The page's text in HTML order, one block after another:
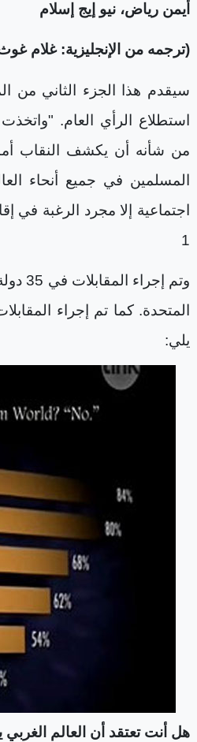
أيمن رياض، نيو إيج إسلام
(ترجمه من الإنجليزية: غلام
سيقدم هذا الجزء الثاني من
استطلاع الرأي العام.
من شأنه أن يكشف النقاب
المسلمين في جميع أنحاء
اجتماعية إلا مجرد الرغبة في
1
وتم
المتحدة. كما تم إجراء
يلي:
هل أنت تعتقد أن العالم الغربي